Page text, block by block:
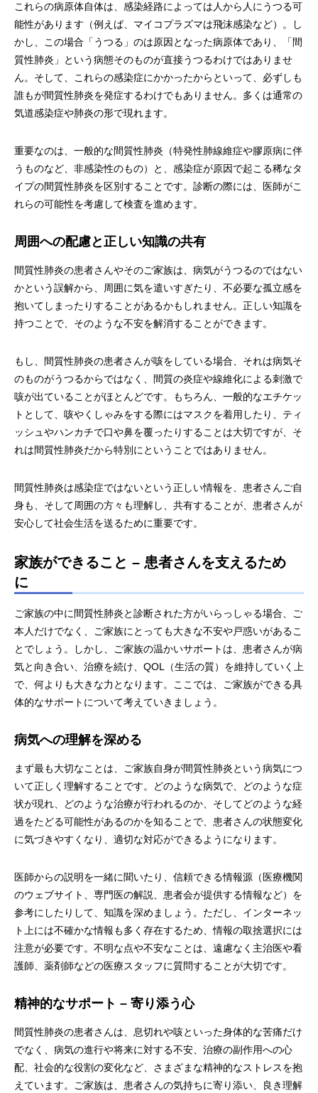
これらの病原体自体は、感染経路によっては人から人にうつる可
能性があります（例えば、マイコプラズマは飛沫感染など）。し
かし、この場合「うつる」のは原因となった病原体であり、「間
質性肺炎」という病態そのものが直接うつるわけではありませ
ん。そして、これらの感染症にかかったからといって、必ずしも
誰もが間質性肺炎を発症するわけでもありません。多くは通常の
気道感染症や肺炎の形で現れます。
重要なのは、一般的な間質性肺炎（特発性肺線維症や膠原病に伴
うものなど、非感染性のもの）と、感染症が原因で起こる稀なタ
イプの間質性肺炎を区別することです。診断の際には、医師がこ
れらの可能性を考慮して検査を進めます。
周囲への配慮と正しい知識の共有
間質性肺炎の患者さんやそのご家族は、病気がうつるのではない
かという誤解から、周囲に気を遣いすぎたり、不必要な孤立感を
抱いてしまったりすることがあるかもしれません。正しい知識を
持つことで、そのような不安を解消することができます。
もし、間質性肺炎の患者さんが咳をしている場合、それは病気そ
のものがうつるからではなく、間質の炎症や線維化による刺激で
咳が出ていることがほとんどです。もちろん、一般的なエチケッ
トとして、咳やくしゃみをする際にはマスクを着用したり、ティ
ッシュやハンカチで口や鼻を覆ったりすることは大切ですが、そ
れは間質性肺炎だから特別にということではありません。
間質性肺炎は感染症ではないという正しい情報を、患者さんご自
身も、そして周囲の方々も理解し、共有することが、患者さんが
安心して社会生活を送るために重要です。
家族ができること – 患者さんを支えるため
に
ご家族の中に間質性肺炎と診断された方がいらっしゃる場合、ご
本人だけでなく、ご家族にとっても大きな不安や戸惑いがあるこ
とでしょう。しかし、ご家族の温かいサポートは、患者さんが病
気と向き合い、治療を続け、QOL（生活の質）を維持していく上
で、何よりも大きな力となります。ここでは、ご家族ができる具
体的なサポートについて考えていきましょう。
病気への理解を深める
まず最も大切なことは、ご家族自身が間質性肺炎という病気につ
いて正しく理解することです。どのような病気で、どのような症
状が現れ、どのような治療が行われるのか、そしてどのような経
過をたどる可能性があるのかを知ることで、患者さんの状態変化
に気づきやすくなり、適切な対応ができるようになります。
医師からの説明を一緒に聞いたり、信頼できる情報源（医療機関
のウェブサイト、専門医の解説、患者会が提供する情報など）を
参考にしたりして、知識を深めましょう。ただし、インターネッ
ト上には不確かな情報も多く存在するため、情報の取捨選択には
注意が必要です。不明な点や不安なことは、遠慮なく主治医や看
護師、薬剤師などの医療スタッフに質問することが大切です。
精神的なサポート – 寄り添う心
間質性肺炎の患者さんは、息切れや咳といった身体的な苦痛だけ
でなく、病気の進行や将来に対する不安、治療の副作用への心
配、社会的な役割の変化など、さまざまな精神的なストレスを抱
えています。ご家族は、患者さんの気持ちに寄り添い、良き理解
RECRUIT STAFF LINE ACCESS